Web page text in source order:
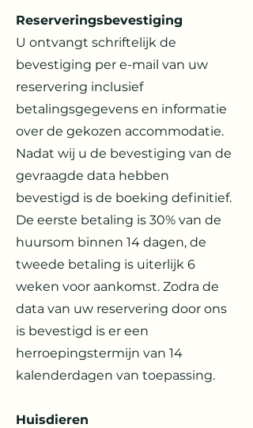
Reserveringsbevestiging
U ontvangt schriftelijk de
bevestiging per e-mail van uw
reservering inclusief
betalingsgegevens en informatie
over de gekozen accommodatie.
Nadat wij u de bevestiging van de
gevraagde data hebben
bevestigd is de boeking definitief.
De eerste betaling is 30% van de
huursom binnen 14 dagen, de
tweede betaling is uiterlijk 6
weken voor aankomst. Zodra de
data van uw reservering door ons
is bevestigd is er een
herroepingstermijn van 14
kalenderdagen van toepassing.
Huisdieren